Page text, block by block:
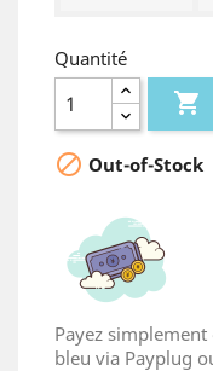
Quantité

 Out-of-Stock
Payez
bleu via Payplug